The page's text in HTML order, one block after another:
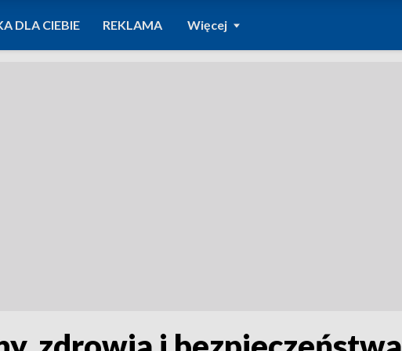
DLA CIEBIE REKLAMA Więcej